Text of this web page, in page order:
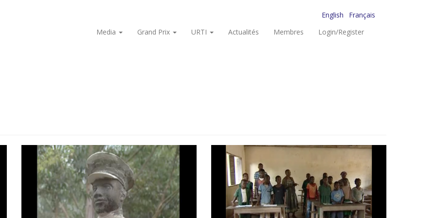
English
Français
Media
Grand Prix URTI Actualités Membres Login/Register